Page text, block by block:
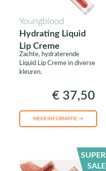
Youngblood
Hydrating Liquid
Lip Creme
Zachte, hydraterende
Liquid Lip Creme in diverse
kleuren.
€ 37,50
MEER INFORMATIE →
SUPER
SALE